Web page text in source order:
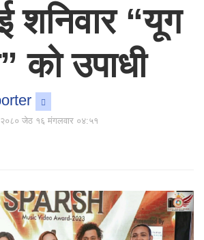
शनिवार “यूग
को उपाधी
जेठ १६ मंगलवार ०४:५१